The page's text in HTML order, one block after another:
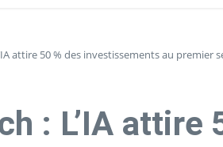
attire 50 % des investissements au
: L’IA